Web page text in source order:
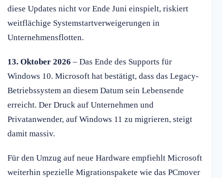
diese Updates nicht vor Ende Juni einspielt, riskiert
weitflächige Systemstartverweigerungen in
Unternehmensflotten.
13. Oktober 2026 – Das Ende des Supports für
Windows 10. Microsoft hat bestätigt, dass das Legacy-
Betriebssystem an diesem Datum sein Lebensende
erreicht. Der Druck auf Unternehmen und
Privatanwender, auf Windows 11 zu migrieren, steigt
damit massiv.
Für den Umzug auf neue Hardware empfiehlt Microsoft
weiterhin spezielle Migrationspakete wie das PCmover